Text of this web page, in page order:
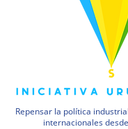
Repensar la política
internacionales